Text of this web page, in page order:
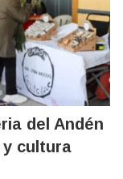
del Andén
cultura